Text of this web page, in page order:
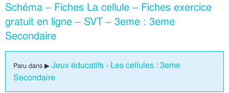
Schéma – Fiches La cellule – Fiches exercice
gratuit en ligne – SVT – 3eme : 3eme
Secondaire
Paru dans ▶ Jeux éducatifs - Les cellules : 3eme
Secondaire